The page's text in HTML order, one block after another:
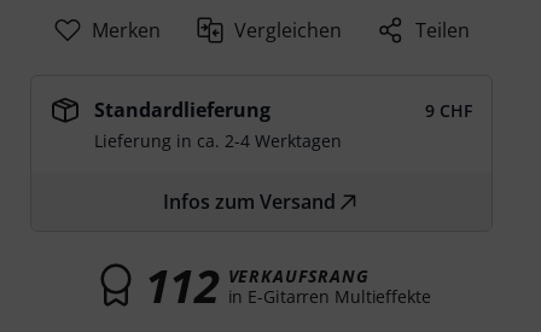
Merken Vergleichen Teilen
Standardlieferung
9 CHF
Lieferung in ca. 2-4 Werktagen
Infos zum Versand
112 VERKAUFSRANG
in E-Gitarren Multieffekte